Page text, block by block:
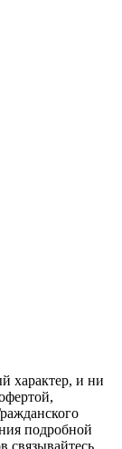
характер, и ни
подробной
связывайтесь